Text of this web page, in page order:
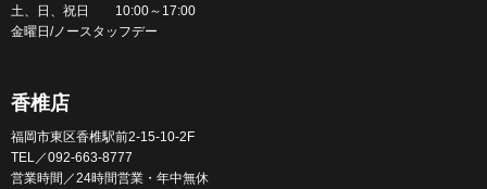
土、日、祝日 10:00～17:00
金曜日/ノースタッフデー
香椎店
福岡市東区香椎駅前2-15-10-2F
TEL／092-663-8777
営業時間／24時間営業・年中無休